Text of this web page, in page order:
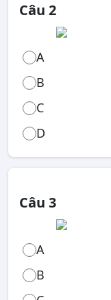
Câu 2
A
B
C
D
Câu 3
A
B